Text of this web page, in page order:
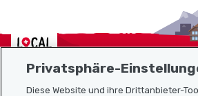
Localcities
Privatsphäre-
Diese Website und ihre Drittanbieter-